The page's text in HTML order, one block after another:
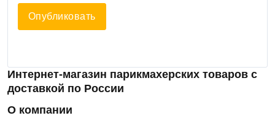
Опубликовать
Интернет-магазин парикмахерских товаров с
доставкой по России
О компании